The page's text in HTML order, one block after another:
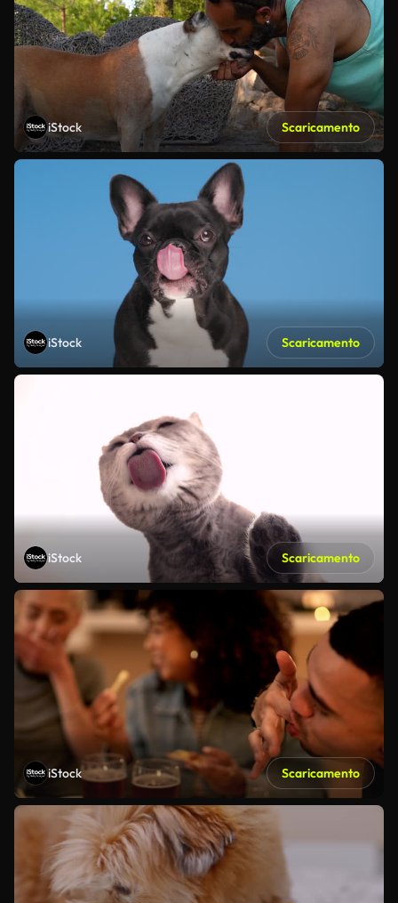
iStock Scaricamento
iStock Scaricamento
iStock Scaricamento
iStock Scaricamento